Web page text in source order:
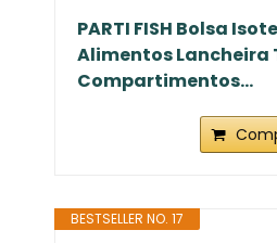
PARTI FISH Bolsa
Alimentos Lancheira
Compartimentos...
BESTSELLER NO. 17